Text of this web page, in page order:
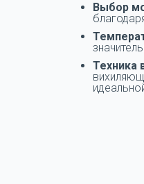
Выбор
Техника